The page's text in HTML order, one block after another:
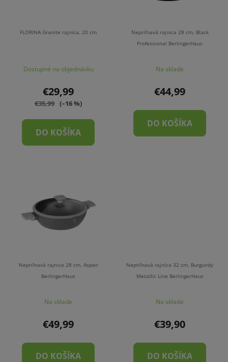
FLORINA Granite rajnica, 20 cm
Dostupné na objednávku
€29,99
€35,99 (–16 %)
DO KOŠÍKA
Nepriľnavá rajnica 28 cm, Black
Professional BerlingerHaus
Na sklade
€44,99
DO KOŠÍKA
Nepriľnavá rajnica 28 cm, Aspen
BerlingerHaus
Na sklade
€49,99
DO KOŠÍKA
Nepriľnavá rajnica 32 cm, Burgundy
Metallic Line BerlingerHaus
Na sklade
€39,90
DO KOŠÍKA